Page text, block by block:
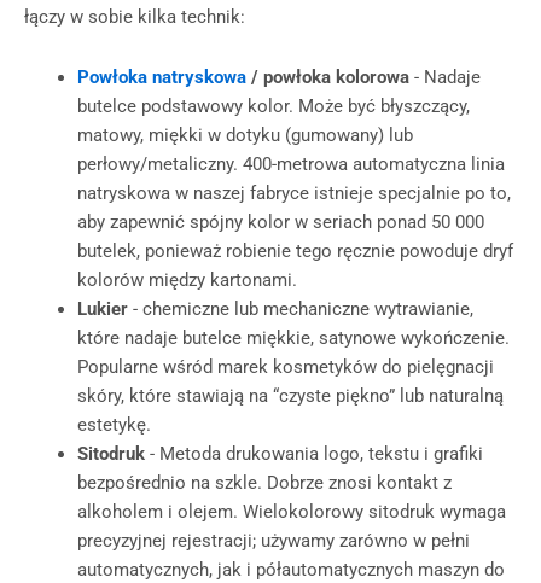
łączy w sobie kilka technik:
Powłoka natryskowa/ powłoka kolorowa- Nadaje
butelce podstawowy kolor. Może być błyszczący,
matowy, miękki w dotyku (gumowany) lub
perłowy/metaliczny. 400-metrowa automatyczna linia
natryskowa w naszej fabryce istnieje specjalnie po to,
aby zapewnić spójny kolor w seriach ponad 50 000
butelek, ponieważ robienie tego ręcznie powoduje dryf
kolorów między kartonami.
Lukier- chemiczne lub mechaniczne wytrawianie,
które nadaje butelce miękkie, satynowe wykończenie.
Popularne wśród marek kosmetyków do pielęgnacji
skóry, które stawiają na “czyste piękno” lub naturalną
estetykę.
Sitodruk- Metoda drukowania logo, tekstu i grafiki
bezpośrednio na szkle. Dobrze znosi kontakt z
alkoholem i olejem. Wielokolorowy sitodruk wymaga
precyzyjnej rejestracji; używamy zarówno w pełni
automatycznych, jak i półautomatycznych maszyn do